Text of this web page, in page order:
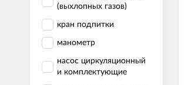
(выхлопных газов)
кран подпитки
манометр
насос циркуляционный
и комплектующие